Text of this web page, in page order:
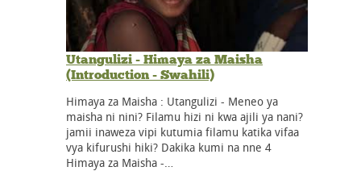
Utangulizi - Himaya za Maisha
(Introduction - Swahili)
Himaya za Maisha : Utangulizi - Meneo ya
maisha ni nini? Filamu hizi ni kwa ajili ya nani?
jamii inaweza vipi kutumia filamu katika vifaa
vya kifurushi hiki? Dakika kumi na nne 4
Himaya za Maisha -…